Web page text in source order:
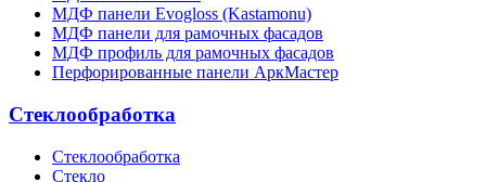
МДФ панели Evogloss (Kastamonu)
МДФ панели для рамочных фасадов
МДФ профиль для рамочных фасадов
Перфорированные панели АркМастер
Стеклообработка
Стеклообработка
Стекло